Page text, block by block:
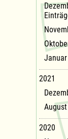
2021
2020